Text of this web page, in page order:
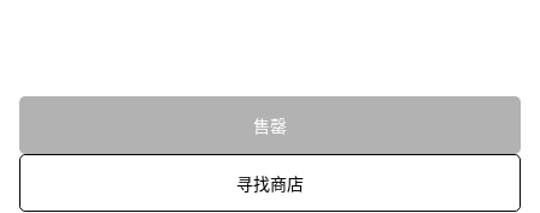
售罄
寻找商店